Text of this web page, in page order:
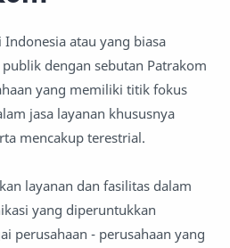
Indonesia atau yang biasa
dengan sebutan Patrakom
yang memiliki titik fokus
jasa layanan khususnya
mencakup terestrial.
layanan dan fasilitas dalam
yang diperuntukkan
perusahaan - perusahaan yang